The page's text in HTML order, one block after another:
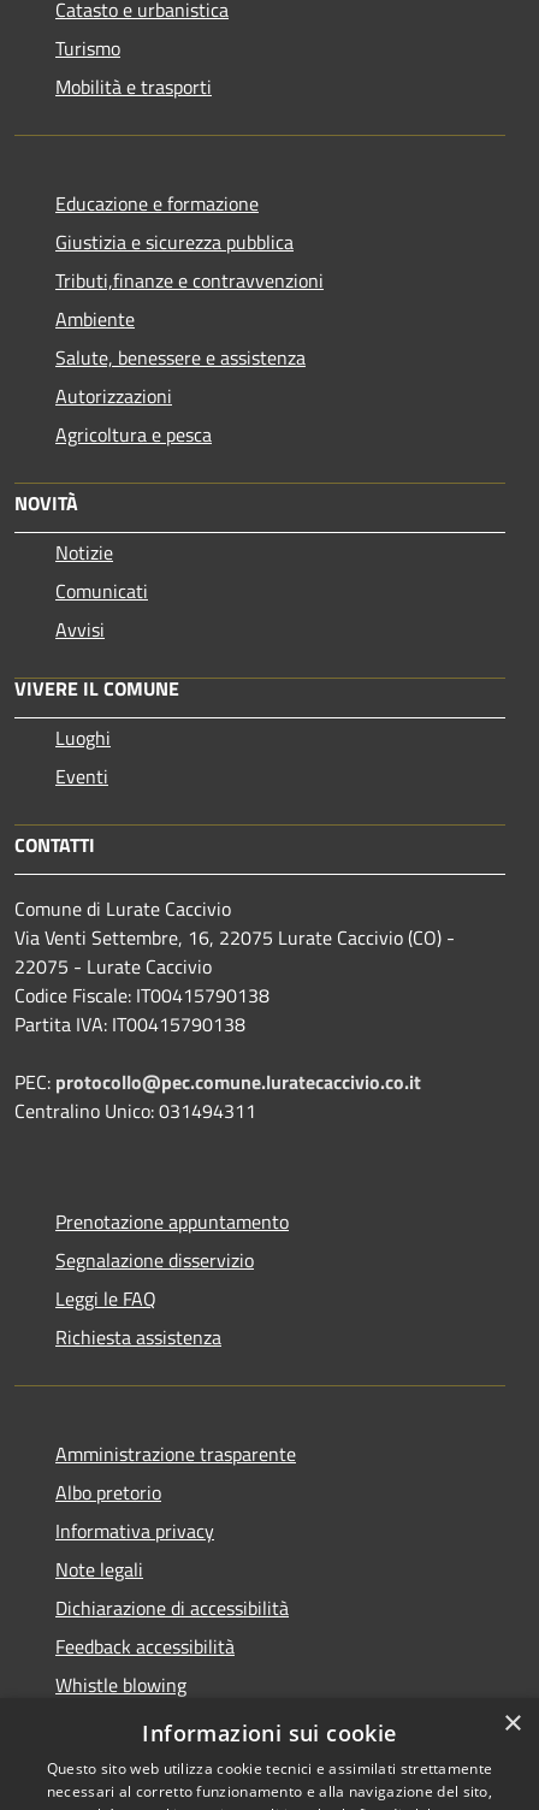
Catasto e urbanistica
Turismo
Mobilità e trasporti
Educazione e formazione
Giustizia e sicurezza pubblica
Tributi,finanze e contravvenzioni
Ambiente
Salute, benessere e assistenza
Autorizzazioni
Agricoltura e pesca
NOVITÀ
Notizie
Comunicati
Avvisi
VIVERE IL COMUNE
Luoghi
Eventi
CONTATTI
Comune di Lurate Caccivio
Via Venti Settembre, 16, 22075 Lurate Caccivio (CO) -
22075 - Lurate Caccivio
Codice Fiscale: IT00415790138
Partita IVA: IT00415790138
PEC: protocollo@pec.comune.luratecaccivio.co.it
Centralino Unico: 031494311
Prenotazione appuntamento
Segnalazione disservizio
Leggi le FAQ
Richiesta assistenza
Amministrazione trasparente
Albo pretorio
Informativa privacy
Note legali
Dichiarazione di accessibilità
Feedback accessibilità
Whistle blowing
Titolare potere sostitutivo
×
Informazioni sui cookie
Questo sito web utilizza cookie tecnici e assimilati strettamente
necessari al corretto funzionamento e alla navigazione del sito,